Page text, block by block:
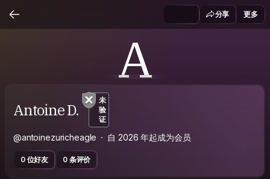
分享 更多
A
Antoine D.
未
验
证
@antoinezuricheagle 自 2026 年起成为会员
0 位好友 0 条评价